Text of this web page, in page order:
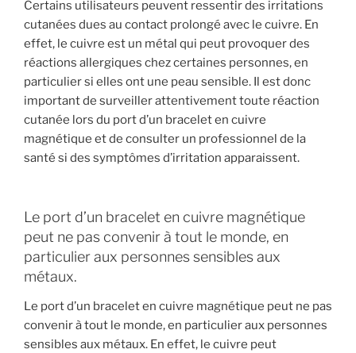
Certains utilisateurs peuvent ressentir des irritations
cutanées dues au contact prolongé avec le cuivre. En
effet, le cuivre est un métal qui peut provoquer des
réactions allergiques chez certaines personnes, en
particulier si elles ont une peau sensible. Il est donc
important de surveiller attentivement toute réaction
cutanée lors du port d’un bracelet en cuivre
magnétique et de consulter un professionnel de la
santé si des symptômes d’irritation apparaissent.
Le port d’un bracelet en cuivre magnétique
peut ne pas convenir à tout le monde, en
particulier aux personnes sensibles aux
métaux.
Le port d’un bracelet en cuivre magnétique peut ne pas
convenir à tout le monde, en particulier aux personnes
sensibles aux métaux. En effet, le cuivre peut